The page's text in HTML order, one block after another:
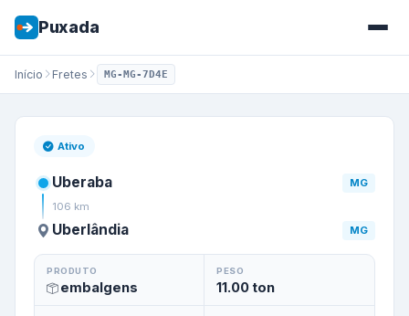
Puxada
Início Fretes MG-MG-7D4E
Frete de
Ativo
Uberaba
MG
106 km
Uberlândia MG
PRODUTO
embalgens
PESO
11.00ton